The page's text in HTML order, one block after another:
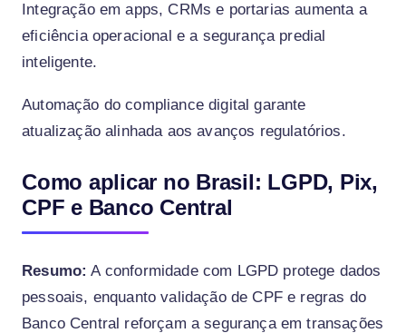
Integração em apps, CRMs e portarias aumenta a
eficiência operacional e a segurança predial
inteligente.
Automação do compliance digital garante
atualização alinhada aos avanços regulatórios.
Como aplicar no Brasil: LGPD, Pix,
CPF e Banco Central
Resumo: A conformidade com LGPD protege dados
pessoais, enquanto validação de CPF e regras do
Banco Central reforçam a segurança em transações